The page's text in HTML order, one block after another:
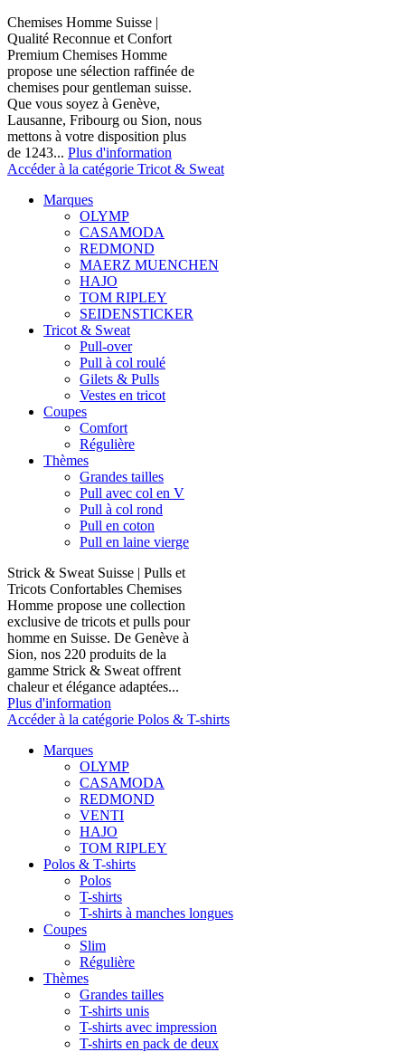
Chemises Homme Suisse |
Qualité Reconnue et Confort
Premium Chemises Homme
propose une sélection raffinée de
chemises pour gentleman suisse.
Que vous soyez à Genève,
Lausanne, Fribourg ou Sion, nous
mettons à votre disposition plus
de 1243... Plus d'information
Accéder à la catégorie Tricot & Sweat
Marques
OLYMP
CASAMODA
REDMOND
MAERZ MUENCHEN
HAJO
TOM RIPLEY
SEIDENSTICKER
Tricot & Sweat
Pull-over
Pull à col roulé
Gilets & Pulls
Vestes en tricot
Coupes
Comfort
Régulière
Thèmes
Grandes tailles
Pull avec col en V
Pull à col rond
Pull en coton
Pull en laine vierge
Strick & Sweat Suisse | Pulls et
Tricots Confortables Chemises
Homme propose une collection
exclusive de tricots et pulls pour
homme en Suisse. De Genève à
Sion, nos 220 produits de la
gamme Strick & Sweat offrent
chaleur et élégance adaptées...
Plus d'information
Accéder à la catégorie Polos & T-shirts
Marques
OLYMP
CASAMODA
REDMOND
VENTI
HAJO
TOM RIPLEY
Polos & T-shirts
Polos
T-shirts
T-shirts à manches longues
Coupes
Slim
Régulière
Thèmes
Grandes tailles
T-shirts unis
T-shirts avec impression
T-shirts en pack de deux